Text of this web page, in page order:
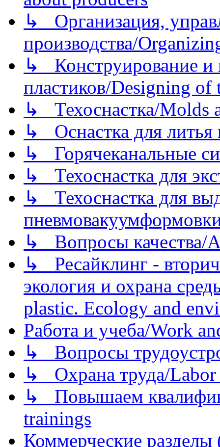
↳ Организация,
производства/
↳ Конструирование и
пластиков/Designing of
↳ Техоснастка/Molds
↳ Оснастка для литья
↳ Горячеканальные
↳ Техоснастка для
↳ Техоснастка для
↳ Вопросы качества/
↳ Ресайклинг -
экология и охрана
plastic. Ecology and
Работа и учеба/Work
↳ Вопросы
↳ Охрана труда/Labor
↳ Повышаем
trainings
Коммерческие